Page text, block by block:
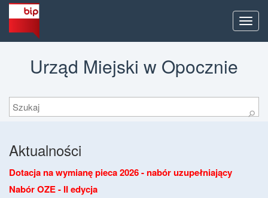
Menu
Urząd Miejski w Opocznie
Szukaj
⚲
Aktualności
Dotacja na wymianę pieca 2026 - nabór uzupełniający
Nabór OZE - II edycja